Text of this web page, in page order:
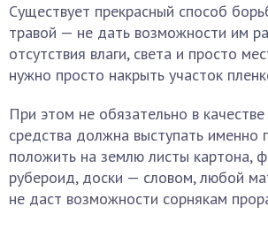
Существует прекрасный способ
травой — не дать возможности им
отсутствия влаги, света и просто
нужно просто накрыть участок
При этом не обязательно в качестве
средства должна выступать
положить на землю листы картона,
рубероид, доски — словом, любой
не даст возможности сорнякам